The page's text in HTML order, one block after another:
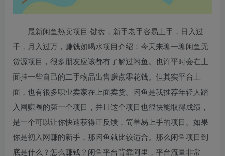
最新闲鱼热卖项目-键盘，新手老手容易上手，日入过
千，月入过万，赚钱如喝水项目介绍：今天来聊一聊闲鱼无
货源项目，很多朋友应该都有了解过闲鱼。也许平时会在上
面挂一些自己的二手物品出售赚点零花钱。但其实平台上
面，也有很多职业卖家在上面卖货。闲鱼是我推荐年轻人踏
入网赚圈的第一个项目，并且这个项目也很快能取得成绩，
是一个可以让你快速获得正反馈，简单易上手的项目。如果
你是初入网赚的新手，那闲鱼就比较适合。那么闲鱼项目到
底是什么？怎么赚钱？闲鱼平台背靠阿里，平台流量非常